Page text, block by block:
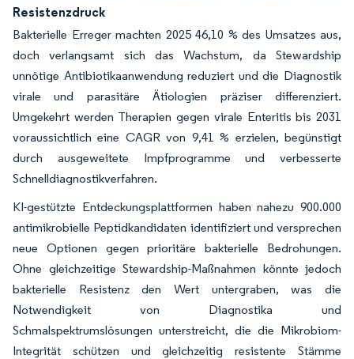
Resistenzdruck
Bakterielle Erreger machten 2025 46,10 % des Umsatzes aus,
doch verlangsamt sich das Wachstum, da Stewardship
unnötige Antibiotikaanwendung reduziert und die Diagnostik
virale und parasitäre Ätiologien präziser differenziert.
Umgekehrt werden Therapien gegen virale Enteritis bis 2031
voraussichtlich eine CAGR von 9,41 % erzielen, begünstigt
durch ausgeweitete Impfprogramme und verbesserte
Schnelldiagnostikverfahren.
KI-gestützte Entdeckungsplattformen haben nahezu 900.000
antimikrobielle Peptidkandidaten identifiziert und versprechen
neue Optionen gegen prioritäre bakterielle Bedrohungen.
Ohne gleichzeitige Stewardship-Maßnahmen könnte jedoch
bakterielle Resistenz den Wert untergraben, was die
Notwendigkeit von Diagnostika und
Schmalspektrumslösungen unterstreicht, die die Mikrobiom-
Integrität schützen und gleichzeitig resistente Stämme